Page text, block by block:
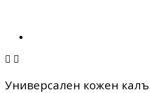
 
Универсален кожен